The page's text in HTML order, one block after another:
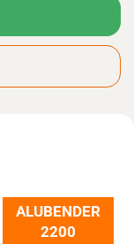
ALUBENDER
2200